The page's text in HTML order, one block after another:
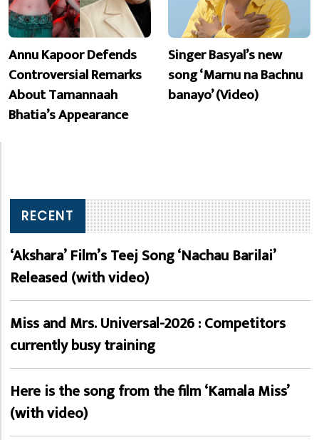
Annu Kapoor Defends
Controversial Remarks
About Tamannaah
Bhatia’s Appearance
Singer Basyal’s new
song ‘Marnu na Bachnu
banayo’ (Video)
RECENT
‘Akshara’ Film’s Teej Song ‘Nachau Barilai’
Released (with video)
Miss and Mrs. Universal-2026 : Competitors
currently busy training
Here is the song from the film ‘Kamala Miss’
(with video)